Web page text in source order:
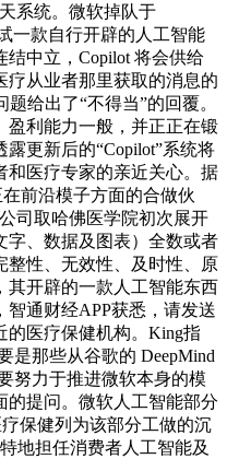
系统。微软掉队于
一款自行开辟的人工智能
中立，Copilot 将会供给
疗从业者那里获取的消息的
给出了“不得当”的回覆。
盈利能力一般，并正正在锻
更新后的“Copilot”系统将
和医疗专家的亲近关心。据
前沿模子方面的合做伙
司取哈佛医学院初次展开
字、数据及图表）全数或者
整性、无效性、及时性、原
其开辟的一款人工智能东西
通财经APP获悉，请发送
的医疗保健机构。King指
是那些从谷歌的 DeepMind
努力于推进微软本身的模
的提问。微软人工智能部分
疗保健列为该部分工做的沉
地担任消费者人工智能及